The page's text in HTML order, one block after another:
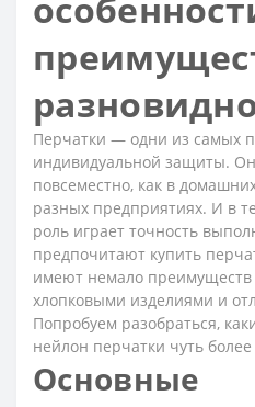
Перчатки — одни из самых
индивидуальной защиты.
повсеместно, как в
разных предприятиях. И в
роль играет точность
предпочитают купить
имеют немало
хлопковыми изделиями и
Попробуем разобраться,
нейлон перчатки чуть
Основные